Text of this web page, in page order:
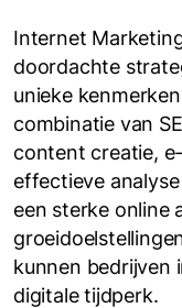
Internet
doordachte
unieke
combinatie van
content creatie,
effectieve
een sterke online
kunnen bedrijven
digitale tijdperk.